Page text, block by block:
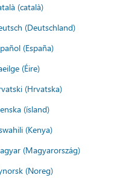
(català)
(Deutschland)
(España)
(Éire)
(Hrvatska)
(ísland)
(Kenya)
(Magyarország)
(Noreg)